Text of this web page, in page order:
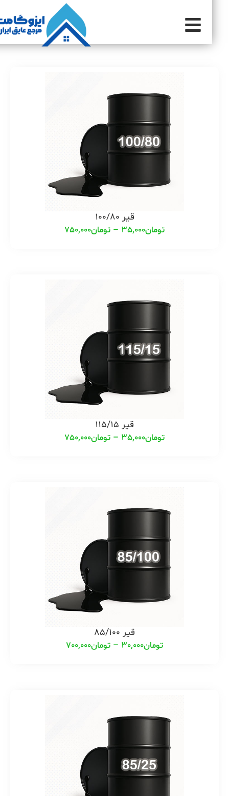
تومان35,000
– تومان750,000
تومان35,000
– تومان750,000
تومان30,000
– تومان700,000